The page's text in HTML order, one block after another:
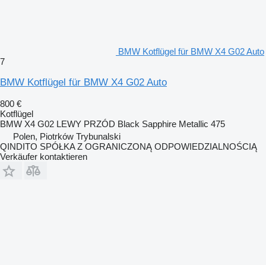
BMW Kotflügel für BMW X4 G02 Auto
7
BMW Kotflügel für BMW X4 G02 Auto
800 €
Kotflügel
BMW X4 G02 LEWY PRZÓD Black Sapphire Metallic 475
Polen, Piotrków Trybunalski
QINDITO SPÓŁKA Z OGRANICZONĄ ODPOWIEDZIALNOŚCIĄ
Verkäufer kontaktieren